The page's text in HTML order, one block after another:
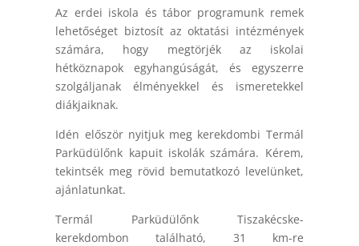
Az erdei iskola és tábor programunk remek
lehetőséget biztosít az oktatási intézmények
számára, hogy megtörjék az iskolai
hétköznapok egyhangúságát, és egyszerre
szolgáljanak élményekkel és ismeretekkel
diákjaiknak.
Idén először nyitjuk meg kerekdombi Termál
Parküdülőnk kapuit iskolák számára. Kérem,
tekintsék meg rövid bemutatkozó levelünket,
ajánlatunkat.
Termál Parküdülőnk Tiszakécske-
kerekdombon található, 31 km-re